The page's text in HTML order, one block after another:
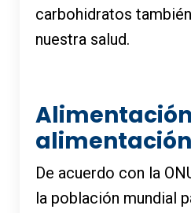
carbohidratos
nuestra salud.
De acuerdo con la
la población mundial